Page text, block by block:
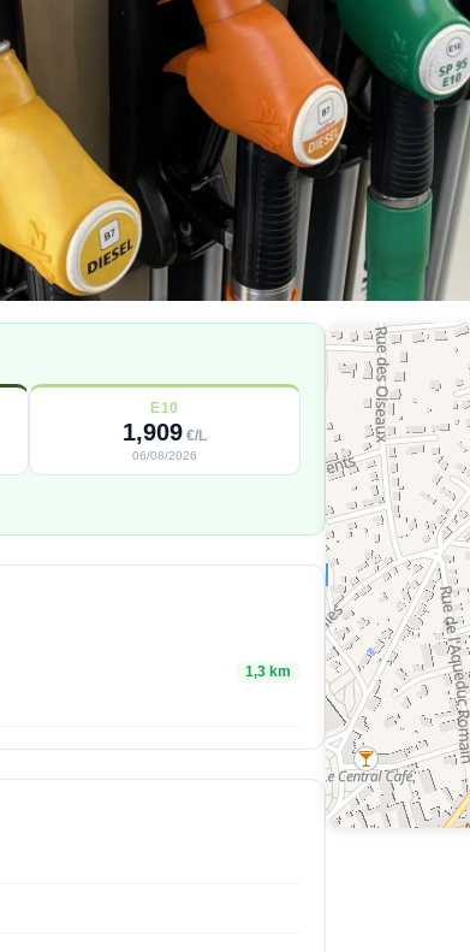
E10
1,909 €/L
06/08/2026
1,3 km